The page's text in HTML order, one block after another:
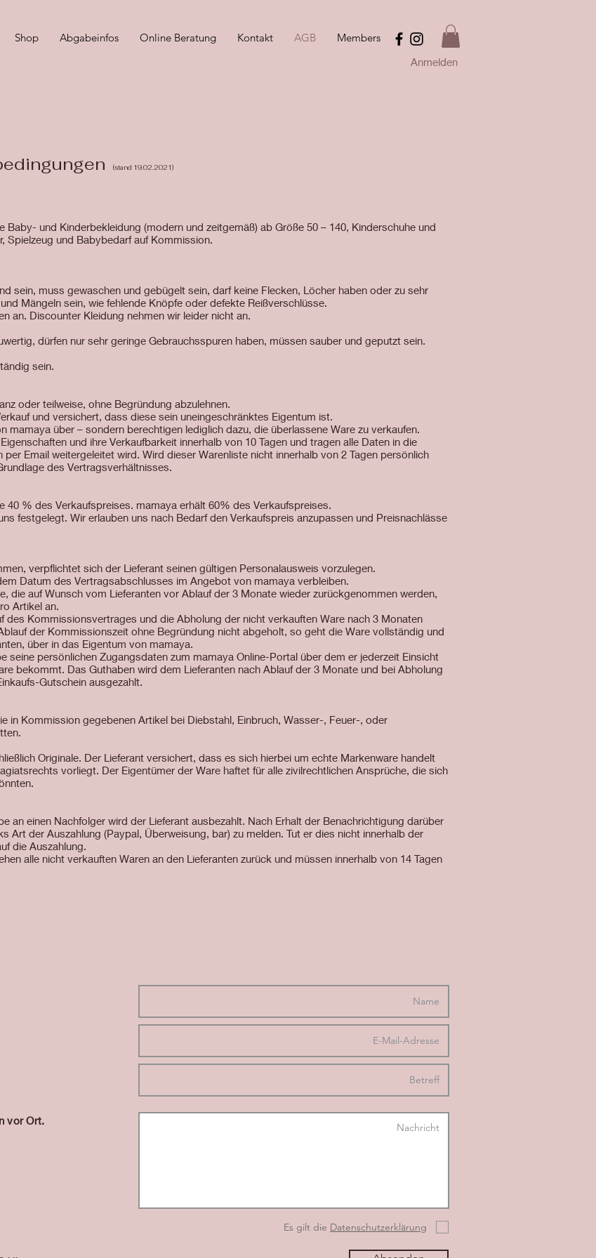
Shop Abgabeinfos Online Beratung Kontakt AGB Members
Anmelden
(stand 19.02.2021)
Baby- und Kinderbekleidung (modern und zeitgemäß) ab Größe 50 – 140, Kinderschuhe und
Spielzeug und Babybedarf auf Kommission.
sein, muss gewaschen und gebügelt sein, darf keine Flecken, Löcher haben oder zu sehr
Mängeln sein, wie fehlende Knöpfe oder defekte Reißverschlüsse.
an. Discounter Kleidung nehmen wir leider nicht an.
dürfen nur sehr geringe Gebrauchsspuren haben, müssen sauber und geputzt sein.
sein.
oder teilweise, ohne Begründung abzulehnen.
und versichert, dass diese sein uneingeschränktes Eigentum ist.
mamaya über – sondern berechtigen lediglich dazu, die überlassene Ware zu verkaufen.
und ihre Verkaufbarkeit innerhalb von 10 Tagen und tragen alle Daten in die
per Email weitergeleitet wird. Wird dieser Warenliste nicht innerhalb von 2 Tagen persönlich
des Vertragsverhältnisses.
40 % des Verkaufspreises. mamaya erhält 60% des Verkaufspreises.
festgelegt. Wir erlauben uns nach Bedarf den Verkaufspreis anzupassen und Preisnachlässe
verpflichtet sich der Lieferant seinen gültigen Personalausweis vorzulegen.
Datum des Vertragsabschlusses im Angebot von mamaya verbleiben.
die auf Wunsch vom Lieferanten vor Ablauf der 3 Monate wieder zurückgenommen werden,
Artikel an.
des Kommissionsvertrages und die Abholung der nicht verkauften Ware nach 3 Monaten
der Kommissionszeit ohne Begründung nicht abgeholt, so geht die Ware vollständig und
über in das Eigentum von mamaya.
seine persönlichen Zugangsdaten zum mamaya Online-Portal über dem er jederzeit Einsicht
bekommt. Das Guthaben wird dem Lieferanten nach Ablauf der 3 Monate und bei Abholung
Gutschein ausgezahlt.
in Kommission gegebenen Artikel bei Diebstahl, Einbruch, Wasser-, Feuer-, oder
Originale. Der Lieferant versichert, dass es sich hierbei um echte Markenware handelt
vorliegt. Der Eigentümer der Ware haftet für alle zivilrechtlichen Ansprüche, die sich
an einen Nachfolger wird der Lieferant ausbezahlt. Nach Erhalt der Benachrichtigung darüber
Art der Auszahlung (Paypal, Überweisung, bar) zu melden. Tut er dies nicht innerhalb der
die Auszahlung.
alle nicht verkauften Waren an den Lieferanten zurück und müssen innerhalb von 14 Tagen
vor Ort.
Es gilt die Datenschutzerklärung